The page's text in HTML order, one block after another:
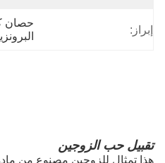
إبراز:
حصان
تقبيل حب الزوجين
هذا تمثال للزوجين مصنوع من مادة